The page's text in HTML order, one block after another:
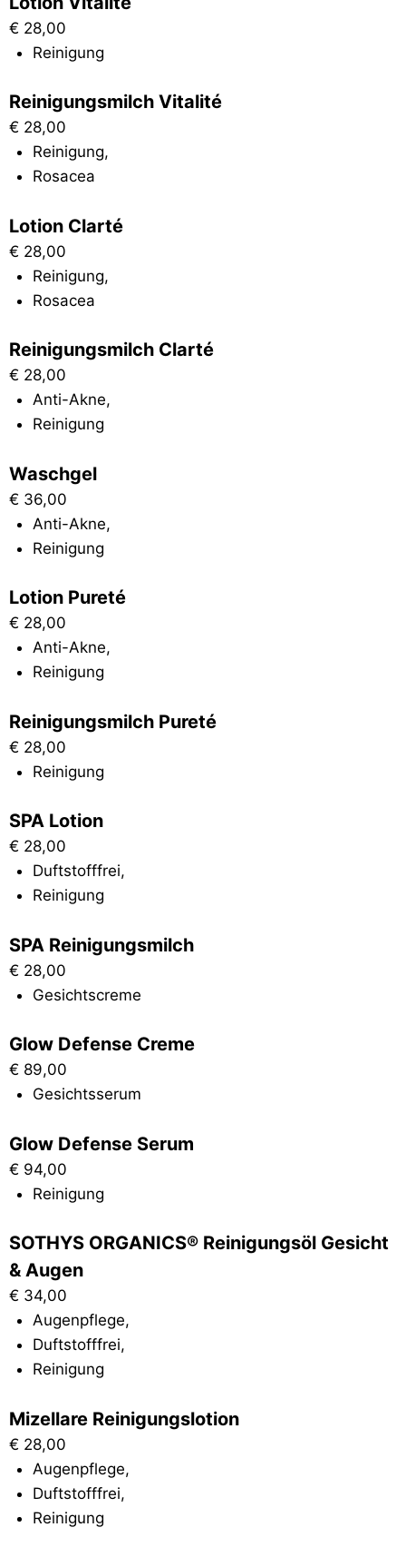
€ 28,00
Reinigung
Reinigungsmilch Vitalité
€ 28,00
Reinigung,
Rosacea
Lotion Clarté
€ 28,00
Reinigung,
Rosacea
Reinigungsmilch Clarté
€ 28,00
Anti-Akne,
Reinigung
Waschgel
€ 36,00
Anti-Akne,
Reinigung
Lotion Pureté
€ 28,00
Anti-Akne,
Reinigung
Reinigungsmilch Pureté
€ 28,00
Reinigung
SPA Lotion
€ 28,00
Duftstofffrei,
Reinigung
SPA Reinigungsmilch
€ 28,00
Gesichtscreme
Glow Defense Creme
€ 89,00
Gesichtsserum
Glow Defense Serum
€ 94,00
Reinigung
SOTHYS ORGANICS® Reinigungsöl Gesicht
& Augen
€ 34,00
Augenpflege,
Duftstofffrei,
Reinigung
Mizellare Reinigungslotion
€ 28,00
Augenpflege,
Duftstofffrei,
Reinigung